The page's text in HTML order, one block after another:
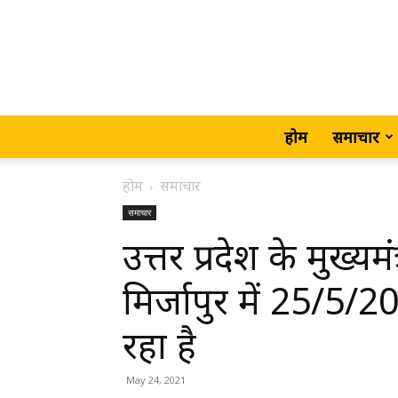
होम समाचार
होम समाचार
समाचार
उत्तर प्रदेश के
मिर्जापुर में 25/5/
रहा है
May 24, 2021